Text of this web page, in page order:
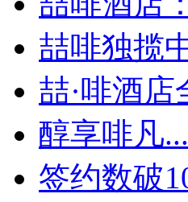
喆啡独揽
喆·啡酒
醇享啡凡...
签约数破